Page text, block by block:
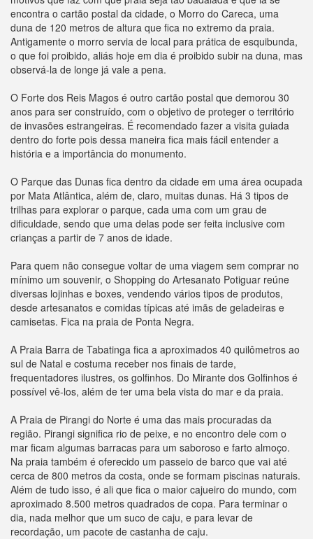
encontra o cartão postal da cidade, o Morro do Careca, uma
duna de 120 metros de altura que fica no extremo da praia.
Antigamente o morro servia de local para prática de esquibunda,
o que foi proibido, aliás hoje em dia é proibido subir na duna, mas
observá-la de longe já vale a pena.
O Forte dos Reis Magos é outro cartão postal que demorou 30
anos para ser construído, com o objetivo de proteger o território
de invasões estrangeiras. É recomendado fazer a visita guiada
dentro do forte pois dessa maneira fica mais fácil entender a
história e a importância do monumento.
O Parque das Dunas fica dentro da cidade em uma área ocupada
por Mata Atlântica, além de, claro, muitas dunas. Há 3 tipos de
trilhas para explorar o parque, cada uma com um grau de
dificuldade, sendo que uma delas pode ser feita inclusive com
crianças a partir de 7 anos de idade.
Para quem não consegue voltar de uma viagem sem comprar no
mínimo um souvenir, o Shopping do Artesanato Potiguar reúne
diversas lojinhas e boxes, vendendo vários tipos de produtos,
desde artesanatos e comidas típicas até imãs de geladeiras e
camisetas. Fica na praia de Ponta Negra.
A Praia Barra de Tabatinga fica a aproximados 40 quilômetros ao
sul de Natal e costuma receber nos finais de tarde,
frequentadores ilustres, os golfinhos. Do Mirante dos Golfinhos é
possível vê-los, além de ter uma bela vista do mar e da praia.
A Praia de Pirangi do Norte é uma das mais procuradas da
região. Pirangi significa rio de peixe, e no encontro dele com o
mar ficam algumas barracas para um saboroso e farto almoço.
Na praia também é oferecido um passeio de barco que vai até
cerca de 800 metros da costa, onde se formam piscinas naturais.
Além de tudo isso, é ali que fica o maior cajueiro do mundo, com
aproximado 8.500 metros quadrados de copa. Para terminar o
dia, nada melhor que um suco de caju, e para levar de
recordação, um pacote de castanha de caju.